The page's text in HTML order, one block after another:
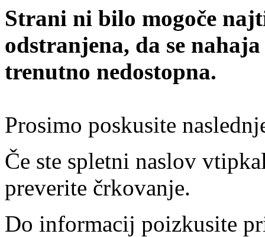
Strani ni bilo mogoče
odstranjena, da se
trenutno nedostopna.
Prosimo poskusite
Če ste spletni naslov
preverite črkovanje.
Do informacij poizkusite